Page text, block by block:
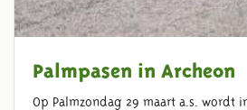
Palmpasen in Archeon
Op Palmzondag 29 maart a.s. wordt